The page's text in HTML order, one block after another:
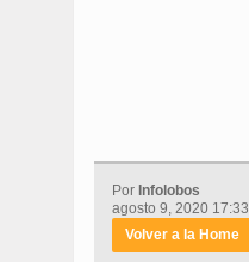
Por Infolobos
agosto 9, 2020 17:33
Volver a la Home